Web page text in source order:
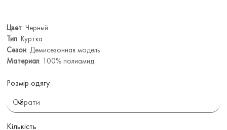
Цвет: Черный
Тип: Куртка
Сезон: Демисезонная модель
Материал: 100% полиамид
Розмір одягу
Кількість